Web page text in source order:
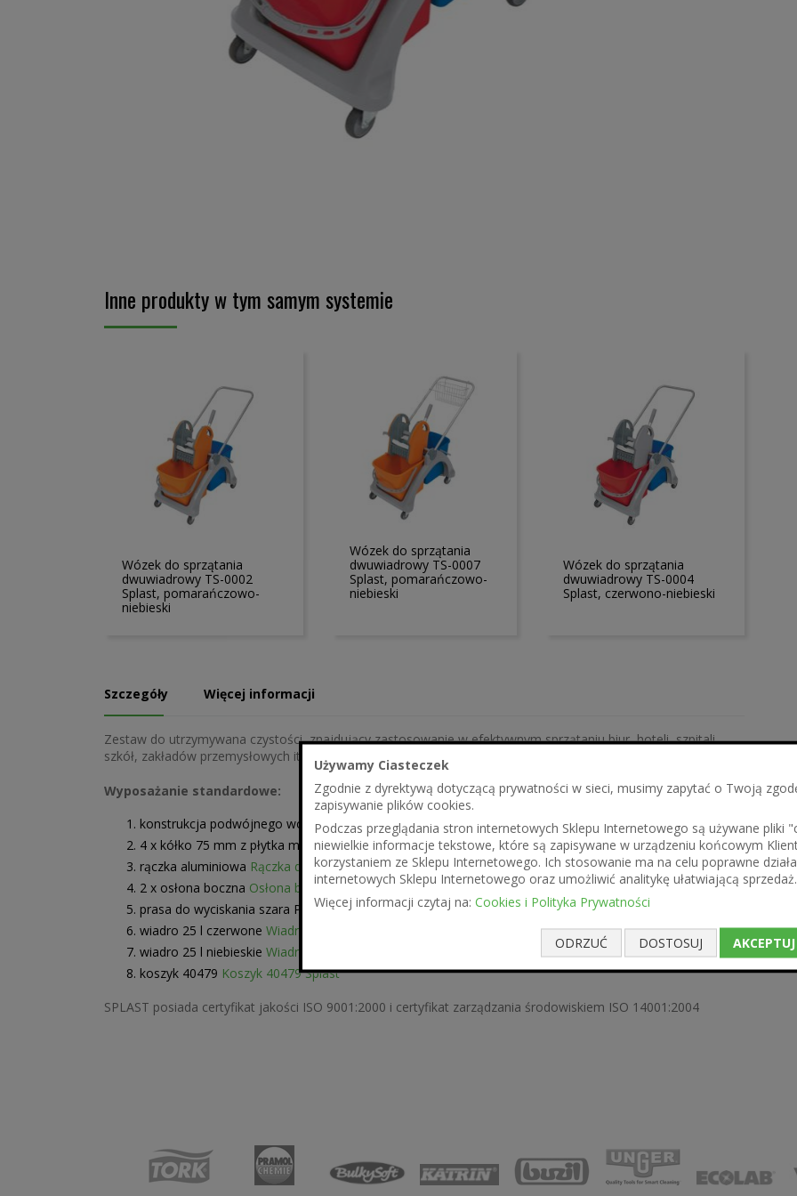
Używamy Ciasteczek
Zgodnie z dyrektywą dotyczącą prywatności w sieci, musimy zapytać o Twoją
zapisywanie plików cookies.
Podczas przeglądania stron internetowych Sklepu Internetowego są używane pliki
niewielkie informacje tekstowe, które są zapisywane w urządzeniu końcowym
korzystaniem ze Sklepu Internetowego. Ich stosowanie ma na celu poprawne
internetowych Sklepu Internetowego oraz umożliwić analitykę ułatwiającą sprzedaż.
Więcej informacji czytaj na: Cookies i Polityka Prywatności
ODRZUĆ DOSTOSUJ
beginning
of
Inne produkty w tym samym systemie
Wózek do sprzątania
dwuwiadrowy TS-0002
Splast, pomarańczowo-
niebieski
Wózek do sprzątania
dwuwiadrowy TS-0007
Splast, pomarańczowo-
niebieski
Wózek do sprzątania
dwuwiadrowy TS-0004
Splast, czerwono-niebieski
Szczegóły
Zestaw do utrzymywana czystości, znajdujący zastosowanie w efektywnym sprzątaniu biur, hoteli, szpitali,
szkół, zakładów przemysłowych itp. Polski produkt odpowiadający normom i wymogom europejskim.
Wyposażanie standardowe:
konstrukcja podwójnego wózka z tworzywa sztucznego kompletna KONS-0025
4 x kółko 75 mm z płytka mocującąKółko do wózka Splast Ø 75 mm z płytką mocującą
rączka aluminiowa Rączka do wózka aluminiowa 02.25. TS Splast
2 x osłona boczna Osłona boczna wózka Splast
prasa do wyciskania szara PRAS-0014
wiadro 25 l czerwone Wiadro 25 l Splast
wiadro 25 l niebieskie Wiadro 25 l Splast
koszyk 40479 Koszyk 40479 Splast
SPLAST posiada certyfikat jakości ISO 9001:2000 i certyfikat zarządzania środowiskiem ISO 14001:2004
Więcej informacji